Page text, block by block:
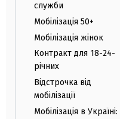
служби
Мобілізація 50+
Мобілізація жінок
Контракт для 18-24-
річних
Відстрочка від
мобілізації
Мобілізація в Україні: